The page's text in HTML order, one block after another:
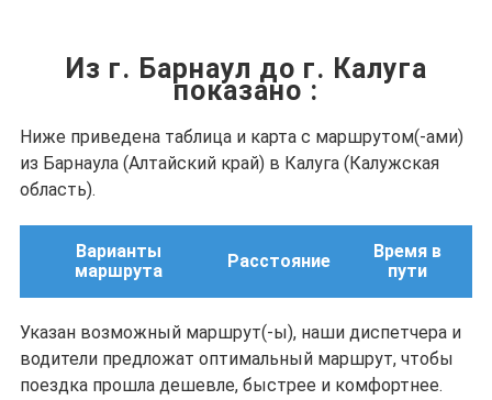
Из г. Барнаул до г. Калуга
показано :
Ниже приведена таблица и карта с маршрутом(-ами)
из Барнаула (Алтайский край) в Калуга (Калужская
область).
Варианты
маршрута
Расстояние
Время в
пути
Указан возможный маршрут(-ы), наши диспетчера и
водители предложат оптимальный маршрут, чтобы
поездка прошла дешевле, быстрее и комфортнее.